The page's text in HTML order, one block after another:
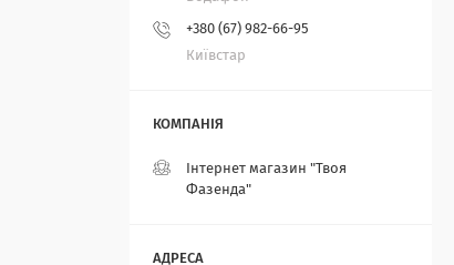
+380 (67) 982-66-95
Київстар
Інтернет магазин "Твоя
Фазенда"